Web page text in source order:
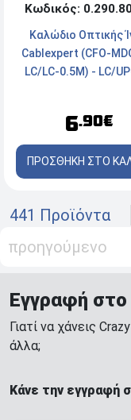
Κωδικός:
Καλώδιο Οπτικής
Cablexpert (CFO-
LC/LC-0.5M) - LC/
6.90€
ΠΡΟΣΘΗΚΗ ΣΤΟ
441 Προϊόντα
προηγούμενο
Εγγραφή στο
Γιατί να χάνεις
άλλα;
Κάνε την εγγραφή